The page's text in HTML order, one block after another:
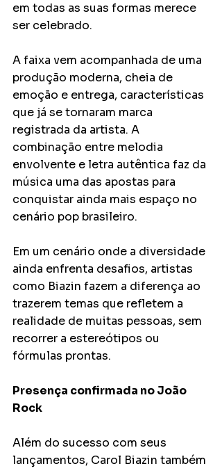
em todas as suas formas merece
ser celebrado.
A faixa vem acompanhada de uma
produção moderna, cheia de
emoção e entrega, características
que já se tornaram marca
registrada da artista. A
combinação entre melodia
envolvente e letra autêntica faz da
música uma das apostas para
conquistar ainda mais espaço no
cenário pop brasileiro.
Em um cenário onde a diversidade
ainda enfrenta desafios, artistas
como Biazin fazem a diferença ao
trazerem temas que refletem a
realidade de muitas pessoas, sem
recorrer a estereótipos ou
fórmulas prontas.
Presença confirmada no João
Rock
Além do sucesso com seus
lançamentos, Carol Biazin também